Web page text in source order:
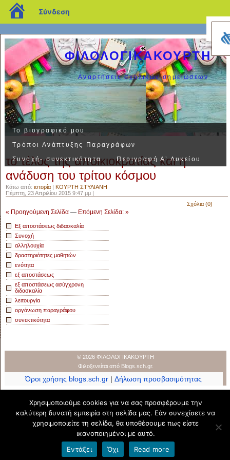
blogs.sch.gr
Σύνδεση
ΦΙΛΟΛΟΓΙΚΑΚΟΥΡΤΗ
Αναρτήσεις σχολικών σημειώσεων
Το βιογραφικό μου
Τρόποι Ανάπτυξης Παραγράφων
Συνοχή- συνεκτικότητα
Περιγραφή Α’ Λυκείου
το τέλος της αποικιοκρατίας και η
ανάδυση του τρίτου κόσμου
Κάτω από: ιστορία | ΚΟΥΡΤΗ ΣΤΥΛΙΑΝΗ
Πέμπτη, 23 Απριλίου 2015 9:47 μμ |
Σχόλια (0)
« Προηγούμενη Σελίδα — Επόμενη Σελίδα: »
Εξ αποστάσεως διδασκαλία
Συνοχή
αλληλουχία
δραστηριότητες μαθητών
ενότητα
εξ αποστάσεως
εξ αποστάσεως ασύγχρονη
διδασκαλία
λειτουργία
οργάνωση παραγράφου
συνεκτικότητα
© 2026 ΦΙΛΟΛΟΓΙΚΑΚΟΥΡΤΗ
Φιλοξενείται από Blogs.sch.gr.
Όροι χρήσης blogs.sch.gr |Δήλωση προσβασιμότητας
Χρησιμοποιούμε cookies για να σας προσφέρουμε την
καλύτερη δυνατή εμπειρία στη σελίδα μας. Εάν συνεχίσετε να
χρησιμοποιείτε τη σελίδα, θα υποθέσουμε πως είστε
ικανοποιημένοι με αυτό.
Εντάξει
Όχι Read more